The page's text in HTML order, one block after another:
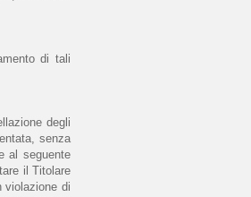
di tali
degli
senza
al seguente
il Titolare
violazione di